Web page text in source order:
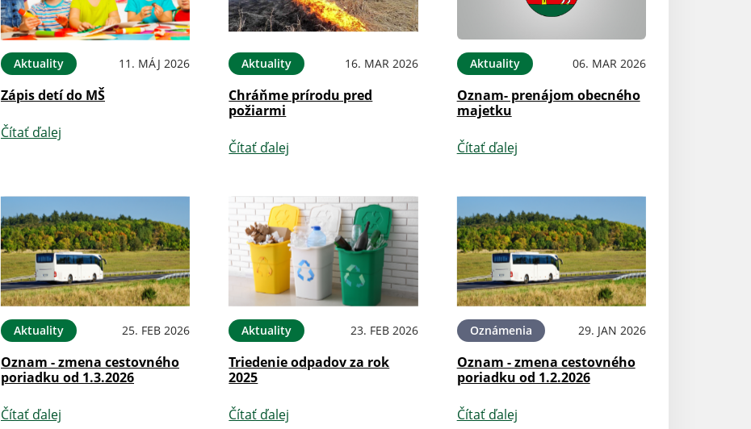
Aktuality 11. MÁJ 2026
Zápis detí do MŠ
Čítať ďalej
Aktuality 16. MAR 2026
Chráňme prírodu pred
požiarmi
Čítať ďalej
Aktuality 06. MAR 2026
Oznam- prenájom obecného
majetku
Čítať ďalej
Aktuality 25. FEB 2026
Oznam - zmena cestovného
poriadku od 1.3.2026
Čítať ďalej
Aktuality 23. FEB 2026
Triedenie odpadov za rok
2025
Čítať ďalej
Oznámenia 29. JAN 2026
Oznam - zmena cestovného
poriadku od 1.2.2026
Čítať ďalej